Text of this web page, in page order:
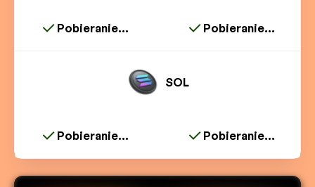
Pobieranie... Pobieranie...
SOL
Pobieranie... Pobieranie...